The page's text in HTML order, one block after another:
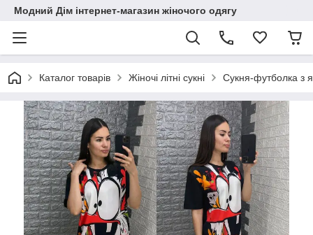
Модний Дім інтернет-магазин жіночого одягу
Каталог товарів Жіночі літні сукні Сукня-футболка з